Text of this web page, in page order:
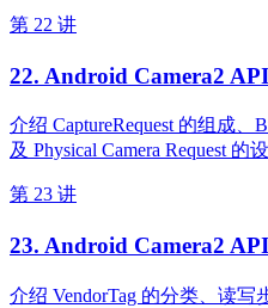
第 22 讲
22. Android Camera2
介绍 CaptureRequest 的组成、
及 Physical Camera Request 的
第 23 讲
23. Android Camera2
介绍 VendorTag 的分类、读写